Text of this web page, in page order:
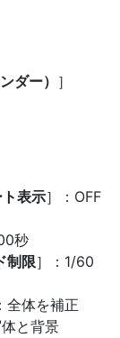
ダー） ］
表示］：OFF
秒
制限］：1/60
全体を補正
と背景